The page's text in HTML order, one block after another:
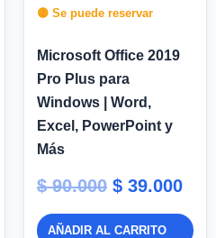
🟡 Se puede reservar
Microsoft Office 2019
Pro Plus para
Windows | Word,
Excel, PowerPoint y
Más
$90.000 $ 39.000
AÑADIR AL CARRITO